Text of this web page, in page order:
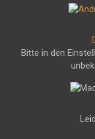
Bitte in den